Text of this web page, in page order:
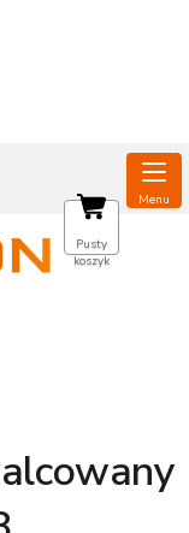
KOSZYK
Pusty
koszyk